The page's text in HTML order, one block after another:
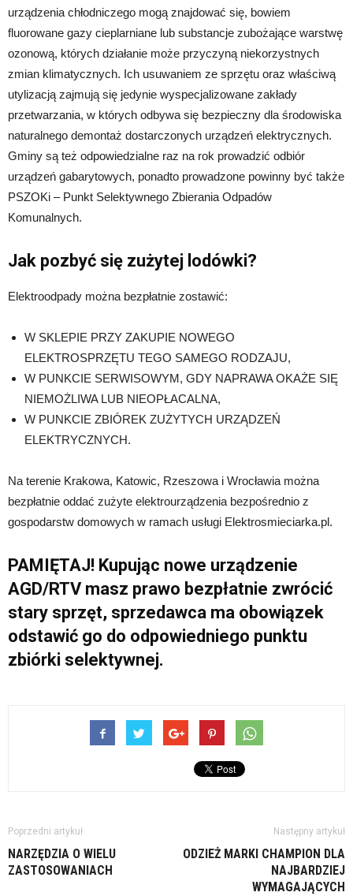
urządzenia chłodniczego mogą znajdować się, bowiem
fluorowane gazy cieplarniane lub substancje zubożające warstwę
ozonową, których działanie może przyczyną niekorzystnych
zmian klimatycznych. Ich usuwaniem ze sprzętu oraz właściwą
utylizacją zajmują się jedynie wyspecjalizowane zakłady
przetwarzania, w których odbywa się bezpieczny dla środowiska
naturalnego demontaż dostarczonych urządzeń elektrycznych.
Gminy są też odpowiedzialne raz na rok prowadzić odbiór
urządzeń gabarytowych, ponadto prowadzone powinny być także
PSZOKi – Punkt Selektywnego Zbierania Odpadów
Komunalnych.
Jak pozbyć się zużytej lodówki?
Elektroodpady można bezpłatnie zostawić:
W SKLEPIE PRZY ZAKUPIE NOWEGO
ELEKTROSPRZĘTU TEGO SAMEGO RODZAJU,
W PUNKCIE SERWISOWYM, GDY NAPRAWA OKAŻE SIĘ
NIEMOŻLIWA LUB NIEOPŁACALNA,
W PUNKCIE ZBIÓREK ZUŻYTYCH URZĄDZEŃ
ELEKTRYCZNYCH.
Na terenie Krakowa, Katowic, Rzeszowa i Wrocławia można
bezpłatnie oddać zużyte elektrourządzenia bezpośrednio z
gospodarstw domowych w ramach usługi Elektrosmieciarka.pl.
PAMIĘTAJ! Kupując nowe urządzenie
AGD/RTV masz prawo bezpłatnie zwrócić
stary sprzęt, sprzedawca ma obowiązek
odstawić go do odpowiedniego punktu
zbiórki selektywnej.
Poprzedni artykuł
NARZĘDZIA O WIELU
ZASTOSOWANIACH
Następny artykuł
ODZIEŻ MARKI CHAMPION DLA
NAJBARDZIEJ
WYMAGAJĄCYCH